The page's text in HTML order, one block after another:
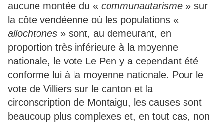
aucune montée du « communautarisme » sur
la côte vendéenne où les populations «
allochtones » sont, au demeurant, en
proportion très inférieure à la moyenne
nationale, le vote Le Pen y a cependant été
conforme lui à la moyenne nationale. Pour le
vote de Villiers sur le canton et la
circonscription de Montaigu, les causes sont
beaucoup plus complexes et, en tout cas, non